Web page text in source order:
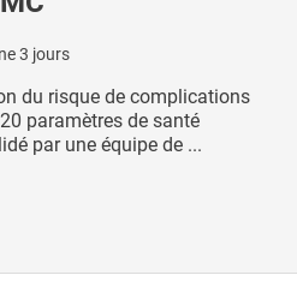
3 jours
du risque de complications
paramètres de santé
par une équipe de ...